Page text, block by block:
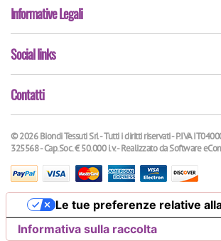
Informative Legali
Social links
Contatti
© 2026 Biondi Tessuti Srl - Tutti i diritti riservati - P.IVA
325568 - Cap.Soc. € 50.000 i.v. - Realizzato daSoftware
Informativa sulla raccolta
Le tue preferenze relative